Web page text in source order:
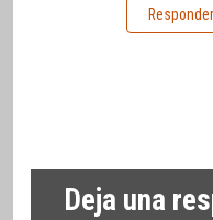
Responder
Deja una